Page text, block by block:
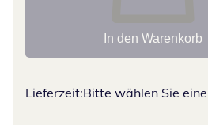
In den Warenkorb
Lieferzeit:Bitte wählen Sie